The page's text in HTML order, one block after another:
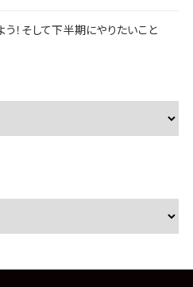
！そして下半期にやりたいこと